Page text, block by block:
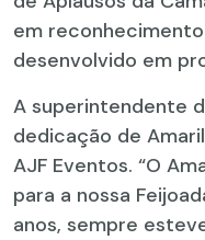
em
desenvolvido em
A superintendente
dedicação de
AJF Eventos. “O
para a nossa
anos, sempre